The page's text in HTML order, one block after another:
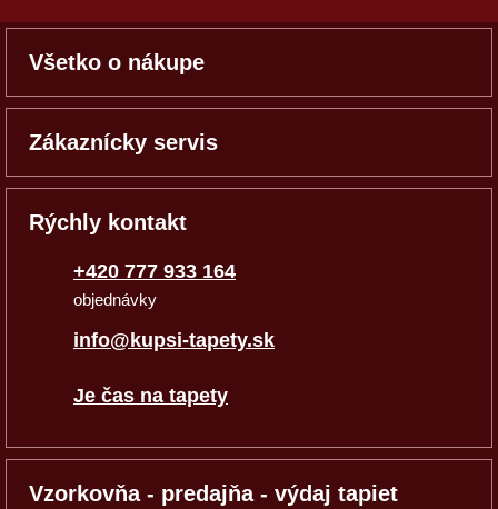
Všetko o nákupe
Zákaznícky servis
Rýchly kontakt
+420 777 933 164
objednávky
info@kupsi-tapety.sk
Je čas na tapety
Vzorkovňa - predajňa - výdaj tapiet